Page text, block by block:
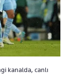
kanalda, canlı